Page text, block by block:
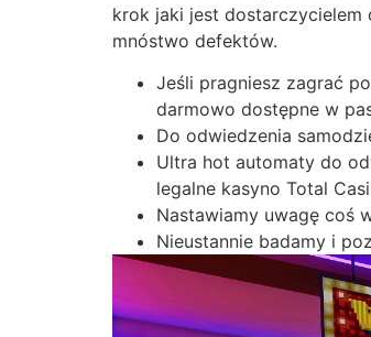
krok jaki jest dostarczycielem
mnóstwo defektów.
Jeśli pragniesz zagrać
darmowo dostępne w
Do odwiedzenia
Ultra hot automaty do
legalne kasyno Total
Nastawiamy uwagę coś
Nieustannie badamy i